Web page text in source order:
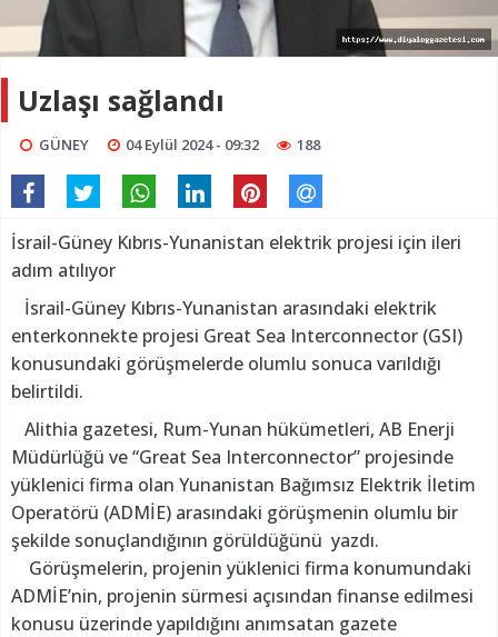
Uzlaşı sağlandı
GÜNEY 04 Eylül 2024 - 09:32 188
İsrail-Güney Kıbrıs-Yunanistan elektrik projesi için ileri
adım atılıyor
İsrail-Güney Kıbrıs-Yunanistan arasındaki elektrik
enterkonnekte projesi Great Sea Interconnector (GSI)
konusundaki görüşmelerde olumlu sonuca varıldığı
belirtildi.
Alithia gazetesi, Rum-Yunan hükümetleri, AB Enerji
Müdürlüğü ve “Great Sea Interconnector” projesinde
yüklenici firma olan Yunanistan Bağımsız Elektrik İletim
Operatörü (ADMİE) arasındaki görüşmenin olumlu bir
şekilde sonuçlandığının görüldüğünü yazdı.
Görüşmelerin, projenin yüklenici firma konumundaki
ADMİE’nin, projenin sürmesi açısından finanse edilmesi
konusu üzerinde yapıldığını anımsatan gazete